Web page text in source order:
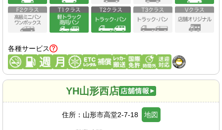
各種サービス
YH山形西店
住所： 山形市高堂2-7-18 地図